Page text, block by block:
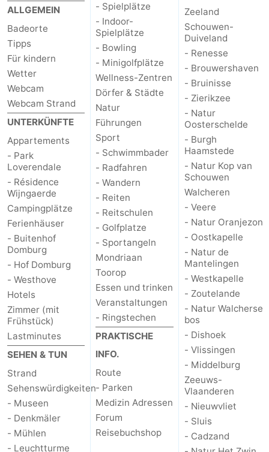
ALLGEMEIN
Badeorte
Tipps
Für kindern
Wetter
Webcam
Webcam Strand
UNTERKÜNFTE
Appartements
- Park
Loverendale
- Résidence
Wijngaerde
Campingplätze
Ferienhäuser
- Buitenhof
Domburg
- Hof Domburg
- Westhove
Hotels
Zimmer (mit
Frühstück)
Lastminutes
SEHEN & TUN
Strand
Sehenswürdigkeiten
- Museen
- Denkmäler
- Mühlen
- Leuchtturme
- Spielplätze
- Indoor-
Spielplätze
- Bowling
- Minigolfplätze
Wellness-Zentren
Dörfer & Städte
Natur
Führungen
Sport
- Schwimmbader
- Radfahren
- Wandern
- Reiten
- Reitschulen
- Golfplatze
- Sportangeln
Mondriaan
Toorop
Essen und trinken
Veranstaltungen
- Ringstechen
PRAKTISCHE
INFO.
Route
- Parken
Medizin Adressen
Forum
Reisebuchshop
Zeeland
Schouwen-
Duiveland
- Renesse
- Brouwershaven
- Bruinisse
- Zierikzee
- Natur
Oosterschelde
- Burgh
Haamstede
- Natur Kop van
Schouwen
Walcheren
- Veere
- Natur Oranjezon
- Oostkapelle
- Natur de
Mantelingen
- Westkapelle
- Zoutelande
- Natur Walcherse
bos
- Dishoek
- Vlissingen
- Middelburg
Zeeuws-
Vlaanderen
- Nieuwvliet
- Sluis
- Cadzand